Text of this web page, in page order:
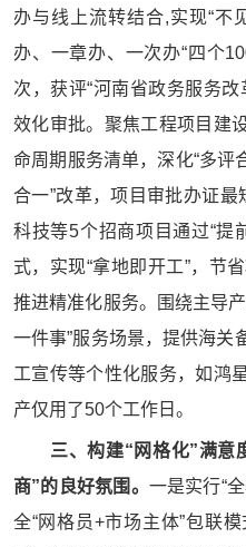
办与线上流转结合,实现“不
办、一章办、一次办“四个
次，获评“河南省政务服务
效化审批。聚焦工程项目建
命周期服务清单，深化“多评
合一”改革，项目审批办证
科技等5个招商项目通过“提
式，实现“拿地即开工”，节
推进精准化服务。围绕主导
一件事”服务场景，提供海关
工宣传等个性化服务，如鸿
产仅用了50个工作日。
三、构建“网格化”满意
商”的良好氛围。 一是实行“
全“网格员+市场主体”包联